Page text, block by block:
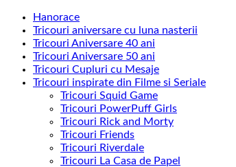
Hanorace
Tricouri aniversare cu luna nasterii
Tricouri Aniversare 40 ani
Tricouri Aniversare 50 ani
Tricouri Cupluri cu Mesaje
Tricouri inspirate din Filme si Seriale
Tricouri Squid Game
Tricouri PowerPuff Girls
Tricouri Rick and Morty
Tricouri Friends
Tricouri Riverdale
Tricouri La Casa de Papel